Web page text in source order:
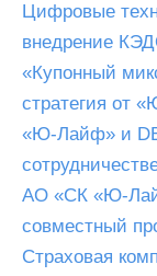
Цифровые
внедрение
«Купонный
стратегия от
«Ю-Лайф» и
АО «СК «Ю-
совместный
Страховая